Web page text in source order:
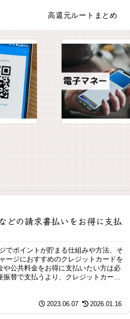
高還元ルートまとめ
どの請求書払いをお得に支払
でポイントが貯まる仕組みや方法、そ
ージにおすすめのクレジットカードを
や公共料金をお得に支払いたい方は必
振替で支払うより、クレジットカード
2023.06.07 2026.01.16